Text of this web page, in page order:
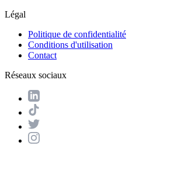
Légal
Politique de confidentialité
Conditions d'utilisation
Contact
Réseaux sociaux